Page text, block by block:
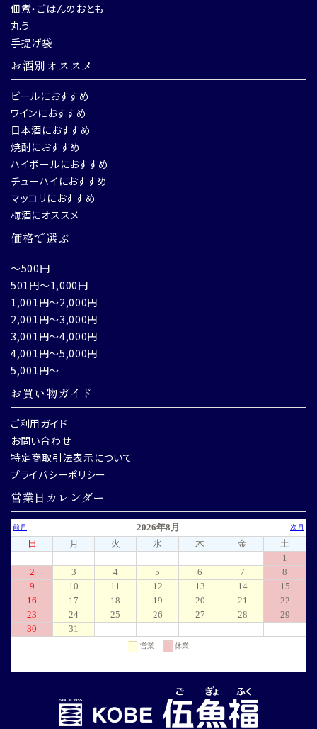
佃煮・ごはんのおとも
丸う
手提げ袋
お酒別オススメ
ビールにおすすめ
ワインにおすすめ
日本酒におすすめ
焼酎におすすめ
ハイボールにおすすめ
チューハイにおすすめ
マッコリにおすすめ
梅酒にオススメ
価格で選ぶ
～500円
501円～1,000円
1,001円～2,000円
2,001円～3,000円
3,001円～4,000円
4,001円～5,000円
5,001円～
お買い物ガイド
ご利用ガイド
お問い合わせ
特定商取引法表示について
プライバシーポリシー
営業日カレンダー